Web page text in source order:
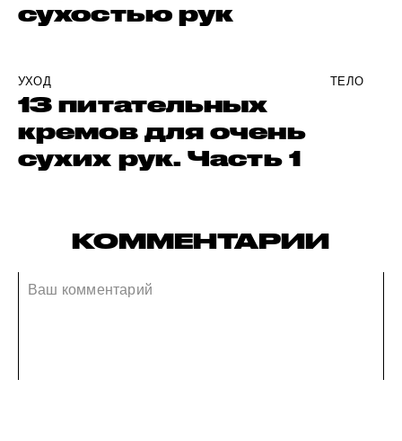
сухостью рук
УХОД ТЕЛО
13 питательных
кремов для очень
сухих рук. Часть 1
КОММЕНТАРИИ